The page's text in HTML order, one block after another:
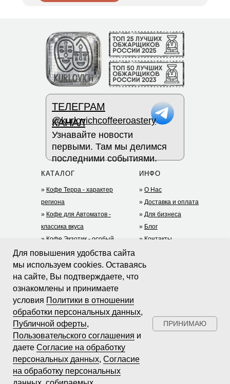
КАТАЛОГ
» Кофе Терра - характер
региона
» Кофе для Автоматов -
классика вкуса
» Кофе Экзотик - особый
опыт
» Дрип-кофе
» Чай
»Какао и шоколад
»
Заваривание кофе
ИНФО
» О Нас
» Доставка и оплата
» Для бизнеса
» Блог
» Контакты
(TG)
» Политика в отношении обработки
персональных данных
»Публичная оферта
»Пользовательское соглашение
»Согласие на обработку персональных
данных
»Согласие на обработку персональных
Узнавайте новости
первыми. Там мы делимся
последними событиями.
@kurlovichcoffeeroastery
ТЕЛЕГРАМ
КАНАЛ
Для повышения удобства сайта
мы используем cookies. Оставаясь
на сайте, Вы подтверждаете, что
ознакомлены и принимаете
условия Политики в отношении
обработки персональных данных,
Публичной оферты,
Пользовательского соглашения и
даете Согласие на обработку
персональных данных, Согласие
на обработку персональных
ПРИНИМАЮ